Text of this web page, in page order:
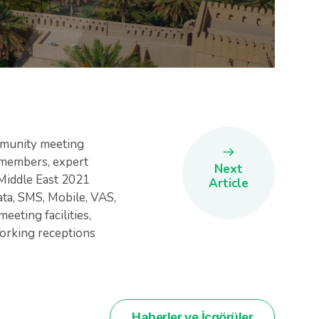
meeting
expert
East 2021
SMS, Mobile, VAS,
facilities,
receptions
Next
Article